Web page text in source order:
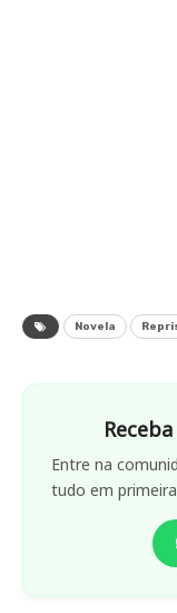
Novela
Entre na
tudo em